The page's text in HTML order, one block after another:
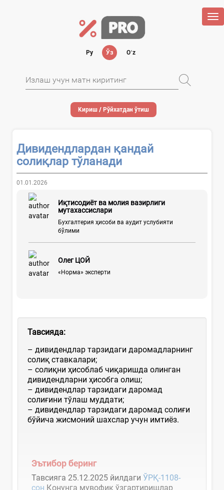
Ру Ўз Oʻz
Кириш / Рўйхатдан ўтиш
Дивидендлардан қандай
солиқлар тўланади
01.01.2026
Иқтисодиёт ва молия вазирлиги
мутахассислари
Бухгалтерия ҳисоби ва аудит услубияти
бўлими
Олег ЦОЙ
«Норма» эксперти
Тавсияда:
– дивидендлар тарзидаги даромадларнинг
солиқ ставкалари;
– солиқни ҳисоблаб чиқаришда олинган
дивидендларни ҳисобга олиш;
– дивидендлар тарзидаги даромад
солиғини тўлаш муддати;
– дивидендлар тарзидаги даромад солиғи
бўйича жисмоний шахслар учун имтиёз.
Эътибор беринг
Тавсияга 25.12.2025 йилдаги ЎРҚ-1108-
сон Қонунга мувофиқ ўзгартиришлар